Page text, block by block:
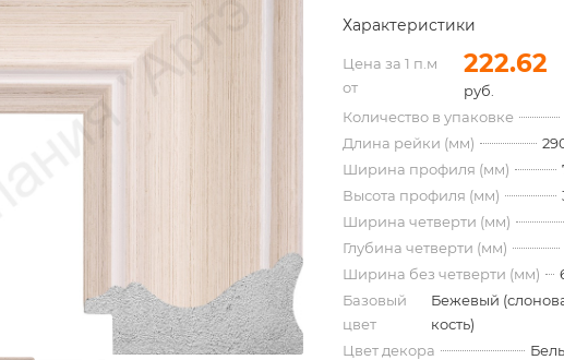
Характеристики
Цена за 1 п.м
от
222.62
руб.
Количество в упаковке
Длина рейки (мм)
Ширина профиля (мм)
Высота профиля (мм)
Ширина четверти (мм)
Глубина четверти (мм)
Ширина без четверти (мм)
Базовый
цвет
Бежевый
кость)
Цвет декора